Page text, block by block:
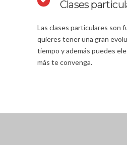
Clases
Las clases particulares son
quieres tener una gran
tiempo y además puedes
más te convenga.